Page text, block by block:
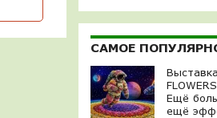
САМОЕ
Ещё
ещё